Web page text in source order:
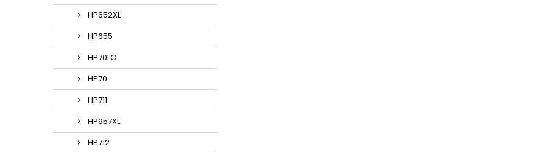
HP652XL
HP655
HP70LC
HP70
HP711
HP957XL
HP712